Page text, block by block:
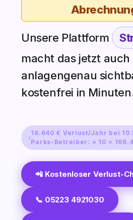
Unsere Plattform
macht das jetzt
anlagengenau
kostenfrei in
16.640 € Verlust/Jahr bei 10
Parks-Betreiber: × 10 =
📲 Kostenloser Verlust-
📞 05223 4921030